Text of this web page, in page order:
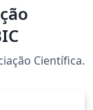
Científica.